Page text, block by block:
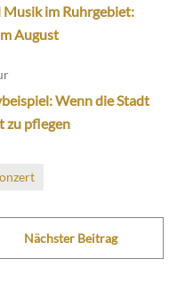
Musik im Ruhrgebiet:
August
Wenn die Stadt
zu pflegen
Nächster Beitrag